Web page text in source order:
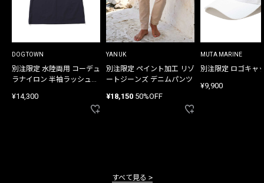
DOGTOWN
別注限定 水陸両用 コーデュ
ラナイロン 半袖ラッシュガ
¥14,300
YANUK
別注限定 ペイント加工 リゾ
ートジーンズ デニムパンツ
¥18,150 50%OFF
MUTA MARINE
別注限定 ロゴキャ
¥9,900
すべて見る